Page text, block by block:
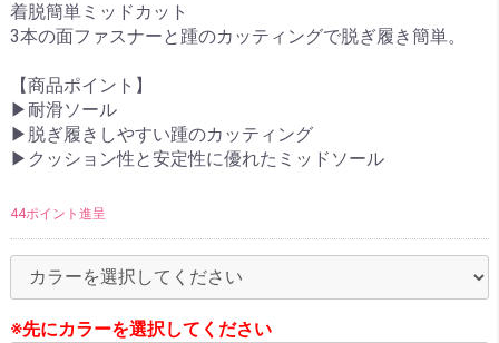
着脱簡単ミッドカット
3本の面ファスナーと踵のカッティングで脱ぎ履き簡単。
【商品ポイント】
▶耐滑ソール
▶脱ぎ履きしやすい踵のカッティング
▶クッション性と安定性に優れたミッドソール
44ポイント進呈
※先にカラーを選択してください